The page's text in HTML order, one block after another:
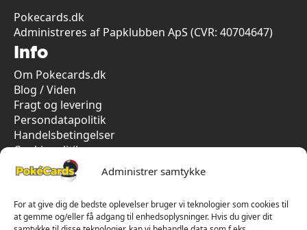
Administrer samtykke
For at give dig de bedste oplevelser bruger vi teknologier som cookies til
at gemme og/eller få adgang til enhedsoplysninger. Hvis du giver dit
Pokecards.dk
Administreres af Papklubben ApS (CVR: 40704647)
Info
Om Pokecards.dk
Blog / Viden
Fragt og levering
Persondatapolitik
Handelsbetingelser
Cookiepolitik
Vi har kun 5-stjernet anmeldelser på Trustpilot